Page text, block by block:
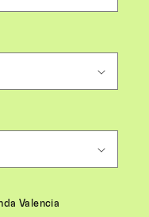
Valencia